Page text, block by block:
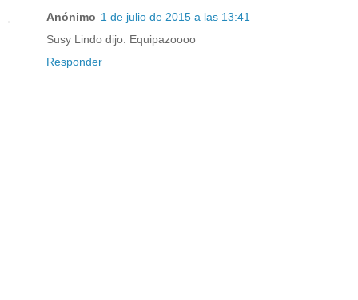
Anónimo 1 de julio de 2015 a las 13:41
Susy Lindo dijo: Equipazoooo
Responder